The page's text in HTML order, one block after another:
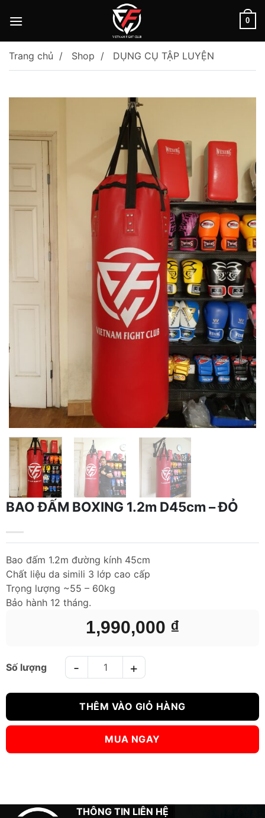
0
Trang chủ Shop DỤNG CỤ TẬP LUYỆN
BAO ĐẤM BOXING 1.2m D45cm – ĐỎ
1,990,000 ₫
Bao đấm 1.2m đường kính 45cm
Chất liệu da simili 3 lớp cao cấp
Trọng lượng ~55 – 60kg
Bảo hành 12 tháng.
BAO ĐẤM BOXING 1.2m D45cm - ĐỎ số lượng
THÊM VÀO GIỎ HÀNG
MUA NGAY
THÔNG TIN LIÊN HỆ